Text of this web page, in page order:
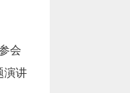
会
演讲